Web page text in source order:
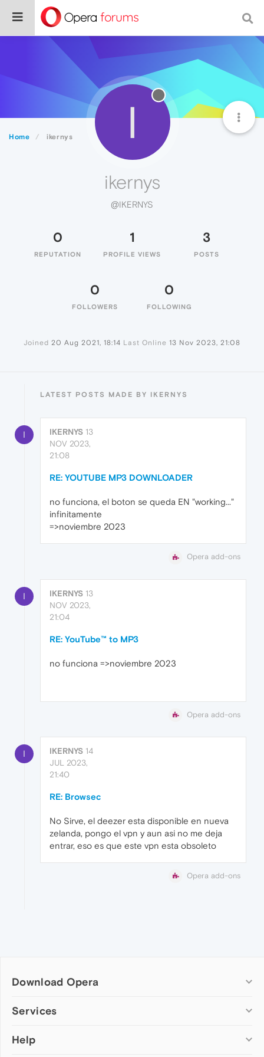
Home ikernys I
ikernys
@IKERNYS
0
REPUTATION
1
PROFILE VIEWS
3
POSTS
0
FOLLOWERS
0
FOLLOWING
Joined 20 Aug 2021, 18:14 Last Online 13 Nov 2023, 21:08
LATEST POSTS MADE BY IKERNYS
I IKERNYS 13
NOV 2023,
21:08
RE: YOUTUBE MP3 DOWNLOADER
no funciona, el boton se queda EN "working..."
infinitamente
=>noviembre 2023
Opera add-ons
I IKERNYS 13
NOV 2023,
21:04
RE: YouTube™ to MP3
no funciona =>noviembre 2023
Opera add-ons
I IKERNYS 14
JUL 2023,
21:40
RE: Browsec
No Sirve, el deezer esta disponible en nueva
zelanda, pongo el vpn y aun asi no me deja
entrar, eso es que este vpn esta obsoleto
Opera add-ons
Download Opera
Computer browsers
Opera for Mac
Services
Add-ons
Help